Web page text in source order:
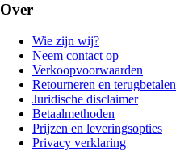
Over
Wie zijn wij?
Neem contact op
Verkoopvoorwaarden
Retourneren en terugbetalen
Juridische disclaimer
Betaalmethoden
Prijzen en leveringsopties
Privacy verklaring